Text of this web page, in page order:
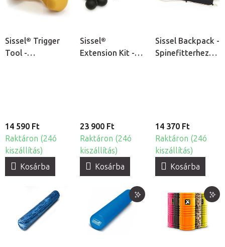
Sissel® Trigger
Tool -
14 590 Ft
Raktáron (24ó
kiszállítás)
Kosárba
Sissel®
Extension Kit -
23 900 Ft
Raktáron (24ó
kiszállítás)
Kosárba
Sissel Backpack -
Spinefitterhez
14 370 Ft
Raktáron (24ó
kiszállítás)
Kosárba